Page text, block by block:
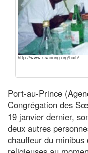
http://www.ssacong.org/haiti/
Port-au-Prince
Congrégation des
19 janvier dernier,
deux autres
chauffeur du